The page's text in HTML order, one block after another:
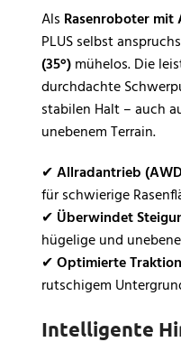
Als Rasenroboter
PLUS selbst
(35°)mühelos. Die
durchdachte
stabilen Halt – auch
unebenem Terrain.
✔Allradantrieb
für schwierige
✔ Überwindet
hügelige und
✔Optimierte Traktion
rutschigem
Intelligente